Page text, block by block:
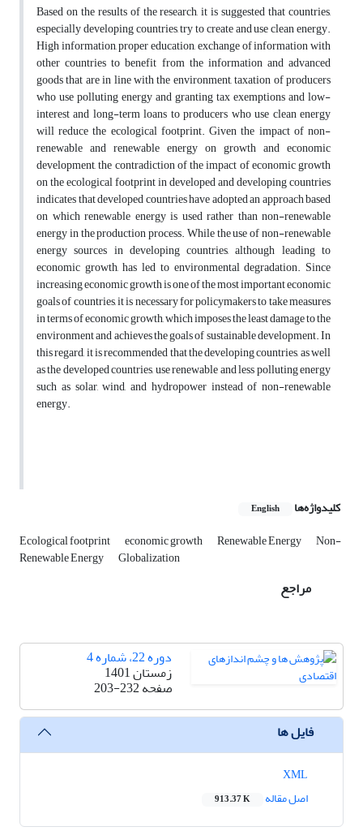
Based on the results of the research, it is suggested that countries,
especially developing countries, try to create and use clean energy.
High information, proper education, exchange of information with
other countries to benefit from the information and advanced
goods that are in line with the environment, taxation of producers
who use polluting energy and granting tax exemptions and low-
interest and long-term loans to producers who use clean energy
will reduce the ecological footprint. Given the impact of non-
renewable and renewable energy on growth and economic
development, the contradiction of the impact of economic growth
on the ecological footprint in developed and developing countries
indicates that developed countries have adopted an approach based
on which renewable energy is used rather than non-renewable
energy in the production process. While the use of non-renewable
energy sources in developing countries, although leading to
economic growth, has led to environmental degradation. Since
increasing economic growth is one of the most important economic
goals of countries, it is necessary for policymakers to take measures
in terms of economic growth, which imposes the least damage to the
environment and achieves the goals of sustainable development. In
this regard, it is recommended that the developing countries, as well
as the developed countries, use renewable and less polluting energy
such as solar, wind, and hydropower instead of non-renewable
energy.
کلیدواژه‌ها English
Ecological footprint economic growth Renewable Energy Non-
Renewable Energy Globalization
مراجع
دوره 22، شماره 4
زمستان 1401
صفحه203-232
فایل ها
اصل مقاله
913.37 K